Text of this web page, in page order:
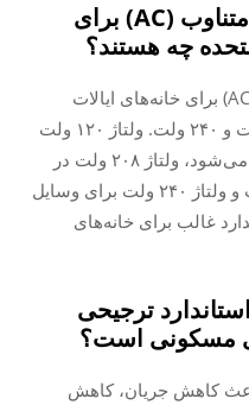
ولتاژهای استاندارد جریان متناوب (AC) برای
چه هستند؟
ولتاژهای استاندارد جریان متناوب (AC) برای خانه‌های ایالات
متحده عبارتند از ۱۲۰ ولت، ۲۰۸ ولت و ۲۴۰ ولت. ولتاژ ۱۲۰ ولت
برای وسایل کوچک خانگی استفاده می‌شود، ولتاژ ۲۰۸ ولت در
ساختمان‌های چند واحدی رایج است و ولتاژ ۲۴۰ ولت برای وسایل
غالب برای خانه‌های
تک‌فاز استاندارد ترجیحی
مسکونی است؟
ولت تک‌فاز باعث کاهش جریان، کاهش